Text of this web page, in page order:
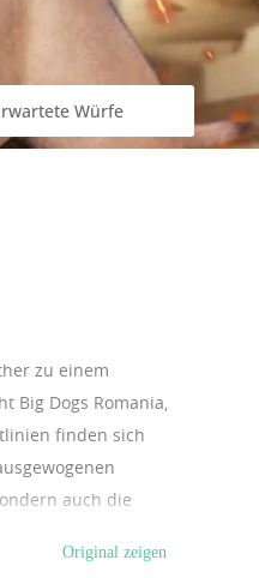
Würfe
zu einem
Big Dogs Romania,
finden sich
auch die
zählen 12 Best of
Original zeigen